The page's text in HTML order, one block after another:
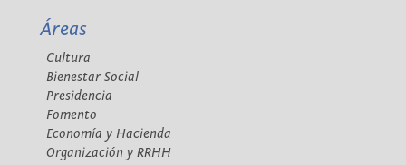
Áreas
Cultura
Bienestar Social
Presidencia
Fomento
Economía y Hacienda
Organización y RRHH